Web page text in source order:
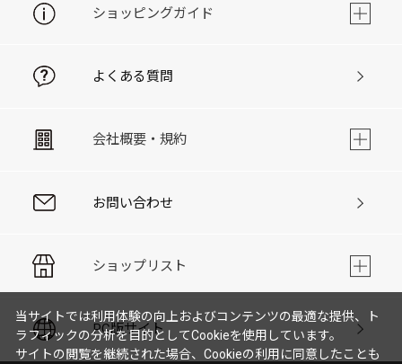
ショッピングガイド
よくある質問
会社概要・規約
お問い合わせ
ショップリスト
PC版サイト
当サイトでは利用体験の向上およびコンテンツの最適な提供、ト
ラフィックの分析を目的としてCookieを使用しています。
サイトの閲覧を継続された場合、Cookieの利用に同意したことも